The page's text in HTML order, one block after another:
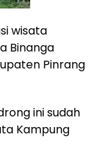
wisata
Binanga
Pinrang
ini sudah
Kampung